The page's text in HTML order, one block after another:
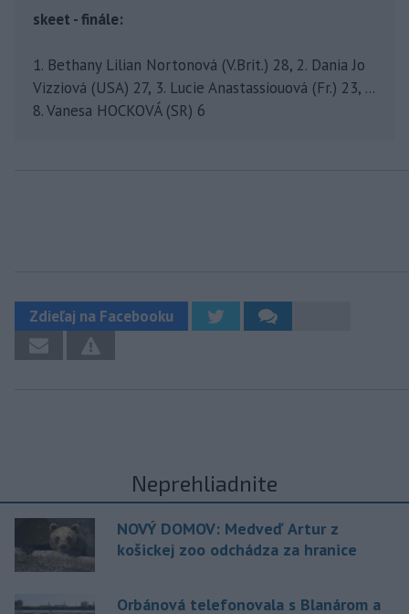
skeet - finále:
1. Bethany Lilian Nortonová (V.Brit.) 28, 2. Dania Jo
Vizziová (USA) 27, 3. Lucie Anastassiouová (Fr.) 23, ...
8. Vanesa HOCKOVÁ (SR) 6
Zdieľaj na Facebooku
Neprehliadnite
NOVÝ DOMOV: Medveď Artur z
košickej zoo odchádza za hranice
Orbánová telefonovala s Blanárom a